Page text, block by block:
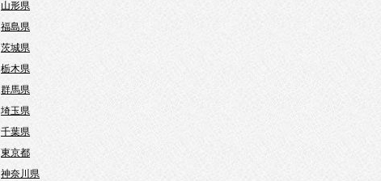
山形県
福島県
茨城県
栃木県
群馬県
埼玉県
千葉県
東京都
神奈川県